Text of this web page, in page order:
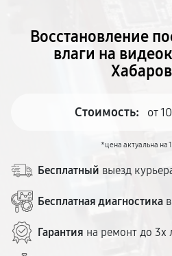
Восстановление
влаги на
Стоимость: от
*цена актуальна на
Бесплатный выезд
Бесплатная диагностика
Гарантия на ремонт до 3х